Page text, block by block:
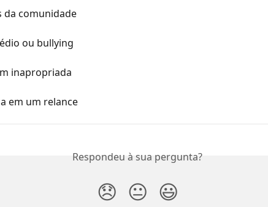
da comunidade
ou bullying
inapropriada
em um relance
Respondeu à sua pergunta?
😞 😐 😃